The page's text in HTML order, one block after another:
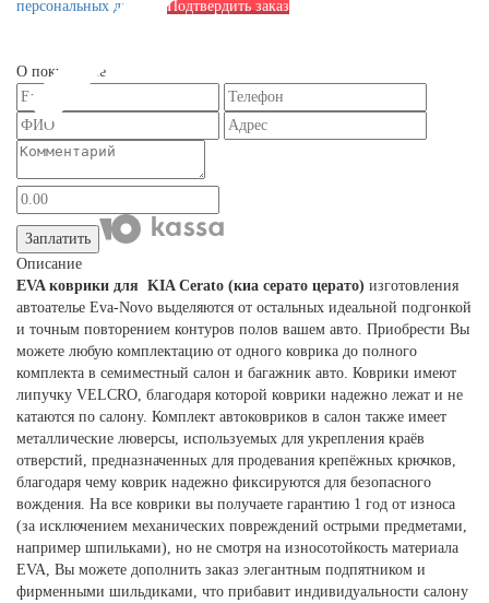
персональных данных
Подтвердить заказ
О покупателе
Заплатить
Описание
EVA коврики для KIA Сerato (киа серато церато) изготовления
автоателье Eva-Novo выделяются от остальных идеальной подгонкой
и точным повторением контуров полов вашем авто. Приобрести Вы
можете любую комплектацию от одного коврика до полного
комплекта в семиместный салон и багажник авто. Коврики имеют
липучку VELCRO, благодаря которой коврики надежно лежат и не
катаются по салону. Комплект автоковриков в салон также имеет
металлические люверсы, используемых для укрепления краёв
отверстий, предназначенных для продевания крепёжных крючков,
благодаря чему коврик надежно фиксируются для безопасного
вождения. На все коврики вы получаете гарантию 1 год от износа
(за исключением механических повреждений острыми предметами,
например шпильками), но не смотря на износотойкость материала
EVA, Вы можете дополнить заказ элегантным подпятником и
фирменными шильдиками, что прибавит индивидуальности салону